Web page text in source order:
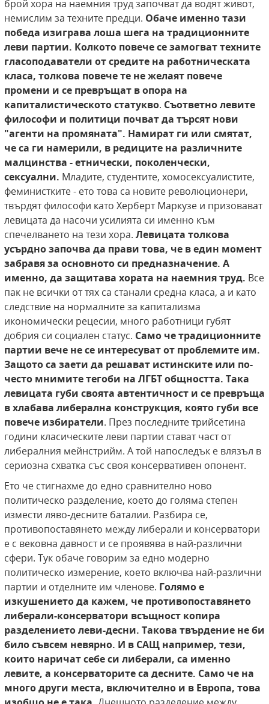
брой хора на наемния труд започват да водят живот,
немислим за техните предци. Обаче именно тази
победа изиграва лоша шега на традиционните
леви партии. Колкото повече се замогват техните
гласоподаватели от средите на работническата
класа, толкова повече те не желаят повече
промени и се превръщат в опора на
капиталистическото статукво. Съответно левите
философи и политици почват да търсят нови
"агенти на промяната". Намират ги или смятат,
че са ги намерили, в редиците на различните
малцинства - етнически, поколенчески,
сексуални. Младите, студентите, хомосексуалистите,
феминистките - ето това са новите революционери,
твърдят философи като Херберт Маркузе и призовават
левицата да насочи усилията си именно към
спечелването на тези хора. Левицата толкова
усърдно започва да прави това, че в един момент
забравя за основното си предназначение. А
именно, да защитава хората на наемния труд. Все
пак не всички от тях са станали средна класа, а и като
следствие на нормалните за капитализма
икономически рецесии, много работници губят
добрия си социален статус. Само че традиционните
партии вече не се интересуват от проблемите им.
Защото са заети да решават истинските или по-
често мнимите тегоби на ЛГБТ общността. Така
левицата губи своята автентичност и се превръща
в хлабава либерална конструкция, която губи все
повече избиратели. През последните трийсетина
години класическите леви партии стават част от
либералния мейнстрийм. А той напоследък е влязъл в
сериозна схватка със своя консервативен опонент.
Ето че стигнахме до едно сравнително ново
политическо разделение, което до голяма степен
измести ляво-десните баталии. Разбира се,
противопоставянето между либерали и консерватори
е с вековна давност и се проявява в най-различни
сфери. Тук обаче говорим за едно модерно
политическо измерение, което включва най-различни
партии и отделните им членове. Голямо е
изкушението да кажем, че противопоставянето
либерали-консерватори всъщност копира
разделението леви-десни. Такова твърдение не би
било съвсем невярно. И в САЩ например, тези,
които наричат себе си либерали, са именно
левите, а консерваторите са десните. Само че на
много други места, включително и в Европа, това